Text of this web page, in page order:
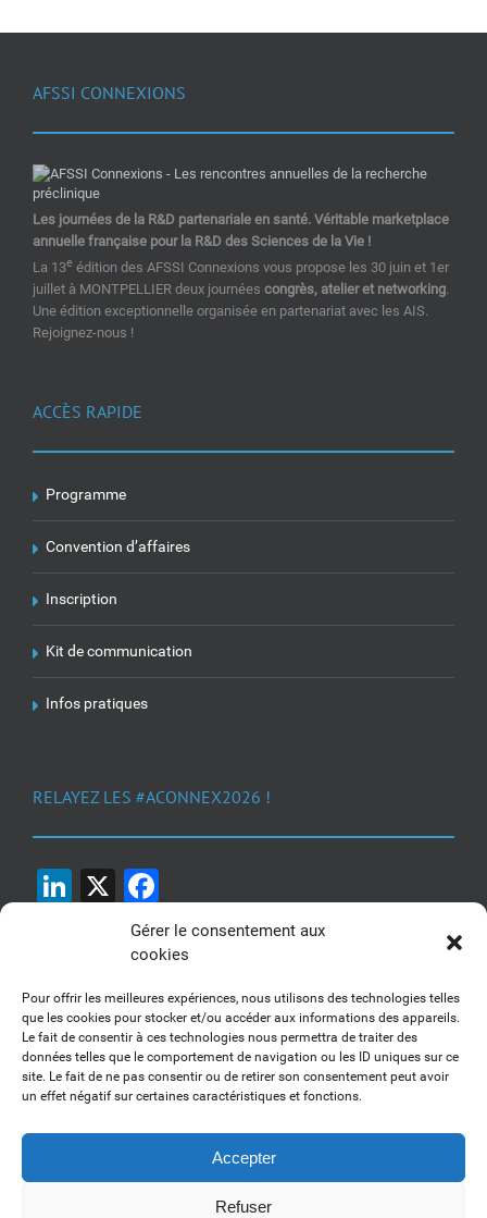
Gérer le consentement aux
cookies
Pour offrir les meilleures expériences, nous utilisons des technologies telles
que les cookies pour stocker et/ou accéder aux informations des appareils.
Le fait de consentir à ces technologies nous permettra de traiter des
données telles que le comportement de navigation ou les ID uniques sur ce
site. Le fait de ne pas consentir ou de retirer son consentement peut avoir
un effet négatif sur certaines caractéristiques et fonctions.
Accepter
Refuser
AFSSI CONNEXIONS
Les journées de la R&D partenariale en santé. Véritable marketplace
annuelle française pour la R&D des Sciences de la Vie !
La 13e édition des AFSSI Connexions vous propose les 30 juin et 1er
juillet à MONTPELLIER deux journées congrès, atelier et networking.
Une édition exceptionnelle organisée en partenariat avec les AIS.
Rejoignez-nous !
ACCÈS RAPIDE
Programme
Convention d’affaires
Inscription
Kit de communication
Infos pratiques
RELAYEZ LES #ACONNEX2026 !
LinkedIn
X
1, 2, 3... Buzzez !
Découvrez nos kits communication